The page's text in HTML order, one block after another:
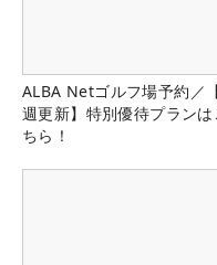
ALBA Netゴルフ場予約／
週更新】特別優待プランは
ちら！